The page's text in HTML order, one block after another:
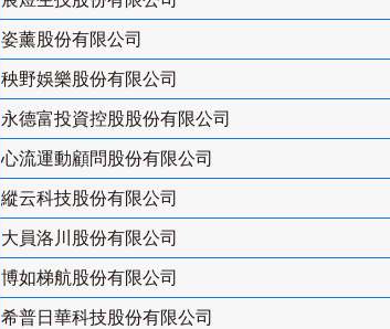
姿薰股份有限公司
秧野娛樂股份有限公司
永德富投資控股股份有限公司
心流運動顧問股份有限公司
縱云科技股份有限公司
大員洛川股份有限公司
博如梯航股份有限公司
希普日華科技股份有限公司